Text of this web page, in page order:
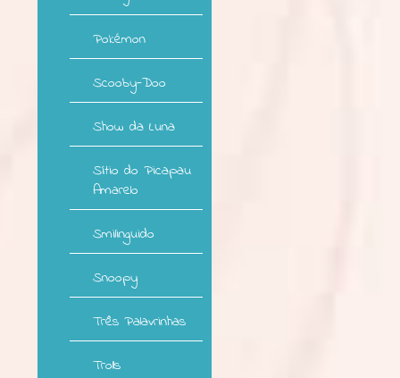
Pokémon
Scooby-Doo
Show da Luna
Sítio do Picapau
Amarelo
Smilinguido
Snoopy
Três Palavrinhas
Trolls